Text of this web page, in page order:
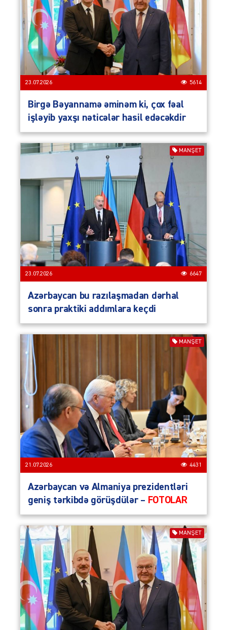
23.07.2026 5614
Birgə Bəyannamə əminəm ki, çox fəal
işləyib yaxşı nəticələr hasil edəcəkdir
MANŞET
23.07.2026 6647
Azərbaycan bu razılaşmadan dərhal
sonra praktiki addımlara keçdi
MANŞET
21.07.2026 4431
Azərbaycan və Almaniya prezidentləri
geniş tərkibdə görüşdülər – FOTOLAR
MANŞET